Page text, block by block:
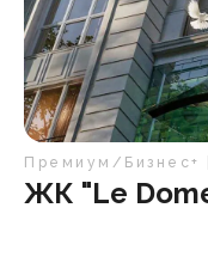
Премиум/Бизнес+
ЖК "Le